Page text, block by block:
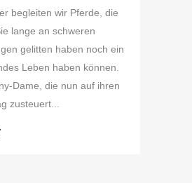
begleiten wir Pferde, die
lange an schweren
gelitten haben noch ein
Leben haben können.
Dame, die nun auf ihren
zusteuert...